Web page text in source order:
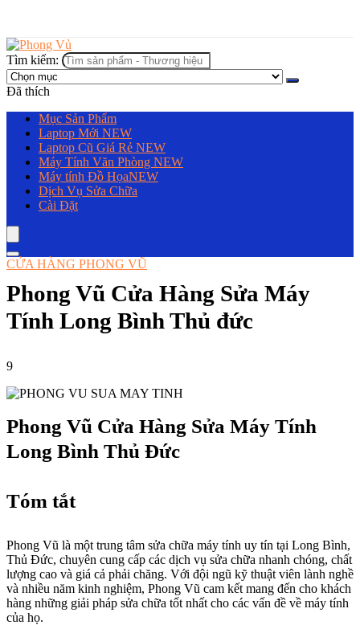
Tìm kiếm:
Đã thích
Mục Sản Phẩm
Laptop Mới NEW
Laptop Cũ Giá Rẻ NEW
Máy Tính Văn Phòng NEW
Máy tính Đồ HọaNEW
Dịch Vụ Sửa Chữa
Cài Đặt
CỬA HÀNG PHONG VŨ
Phong Vũ Cửa Hàng Sửa Máy
Tính Long Bình Thủ đức
9
Phong Vũ Cửa Hàng Sửa Máy Tính
Long Bình Thủ Đức
Tóm tắt
Phong Vũ là một trung tâm sửa chữa máy tính uy tín tại Long Bình,
Thủ Đức, chuyên cung cấp các dịch vụ sửa chữa nhanh chóng, chất
lượng cao và giá cả phải chăng. Với đội ngũ kỹ thuật viên lành nghề
và nhiều năm kinh nghiệm, Phong Vũ cam kết mang đến cho khách
hàng những giải pháp sửa chữa tốt nhất cho các vấn đề về máy tính
của họ.